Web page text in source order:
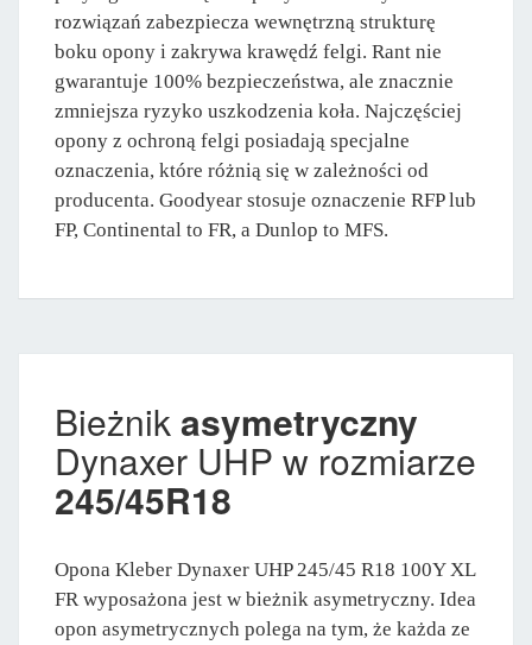
rozwiązań zabezpiecza wewnętrzną strukturę
boku opony i zakrywa krawędź felgi. Rant nie
gwarantuje 100% bezpieczeństwa, ale znacznie
zmniejsza ryzyko uszkodzenia koła. Najczęściej
opony z ochroną felgi posiadają specjalne
oznaczenia, które różnią się w zależności od
producenta. Goodyear stosuje oznaczenie RFP lub
FP, Continental to FR, a Dunlop to MFS.
Bieżnikasymetryczny
Dynaxer UHP w rozmiarze
245/45R18
Opona Kleber Dynaxer UHP 245/45 R18 100Y XL
FR wyposażona jest w bieżnik asymetryczny. Idea
opon asymetrycznych polega na tym, że każda ze